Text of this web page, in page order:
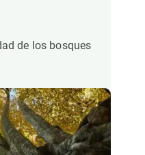
de los bosques